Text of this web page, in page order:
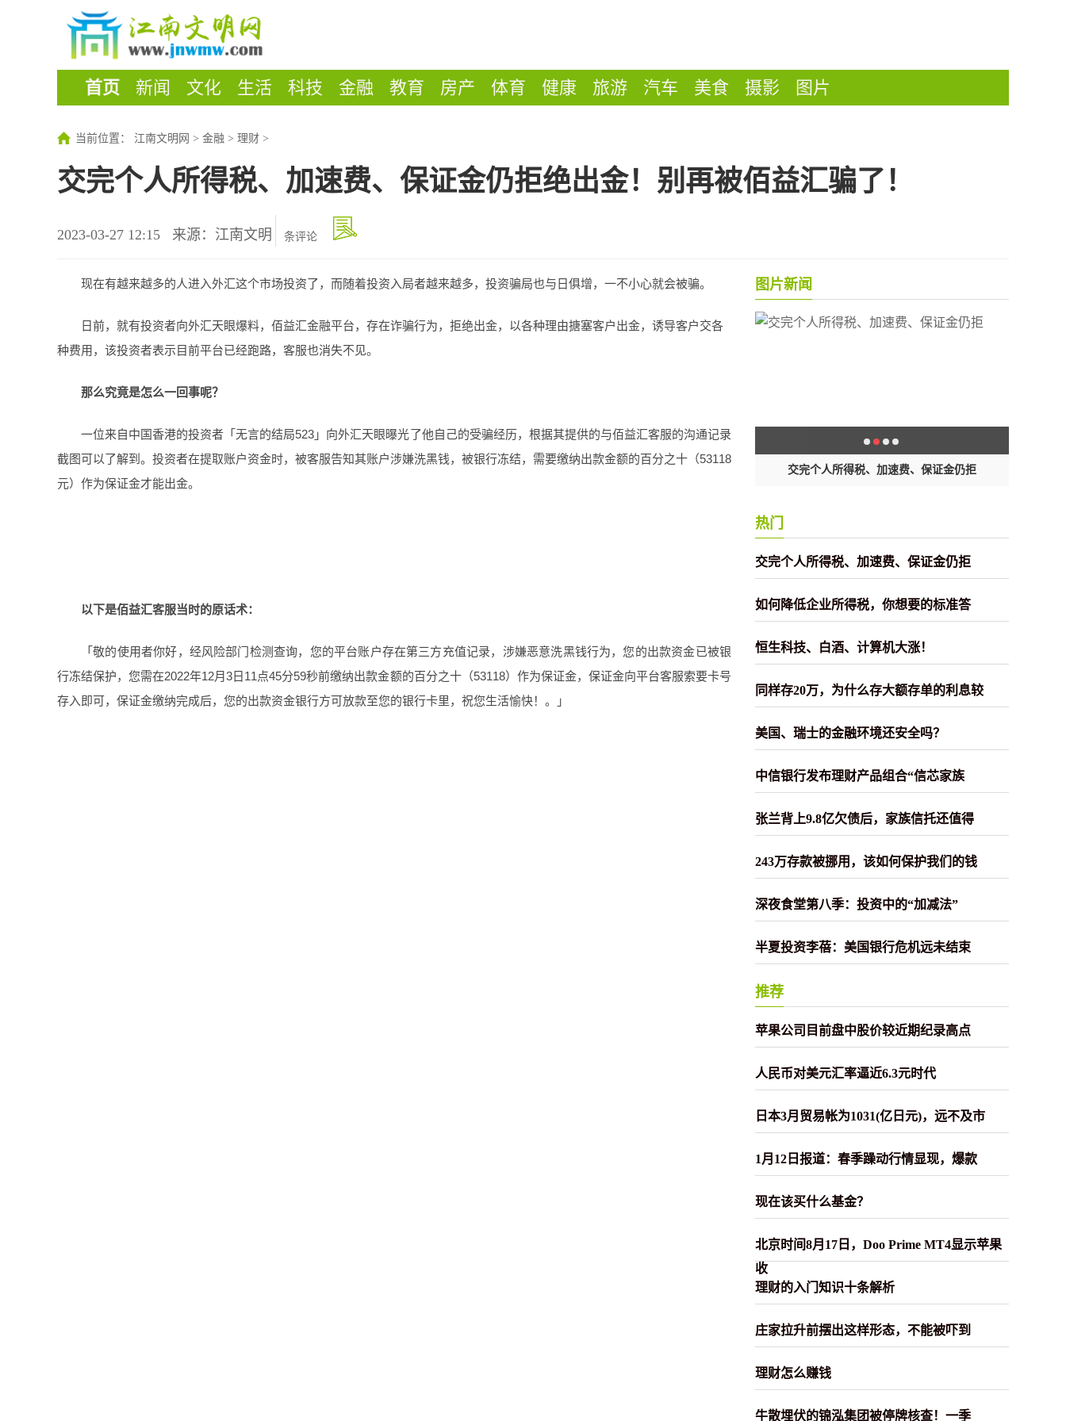
首页 新闻 文化 生活 科技 金融 教育 房产 体育 健康 旅游 汽车 美食 摄影 图片
当前位置： 江南文明网 > 金融 > 理财 >
交完个人所得税、加速费、保证金仍拒绝出金！别再被佰益汇骗了！
2023-03-27 12:15 来源：江南文明 条评论
现在有越来越多的人进入外汇这个市场投资了，而随着投资入局者越来越多，投资骗局也与日俱增，一不小心就会被骗。
日前，就有投资者向外汇天眼爆料，佰益汇金融平台，存在诈骗行为，拒绝出金，以各种理由搪塞客户出金，诱导客户交各
种费用，该投资者表示目前平台已经跑路，客服也消失不见。
那么究竟是怎么一回事呢？
一位来自中国香港的投资者「无言的结局523」向外汇天眼曝光了他自己的受骗经历，根据其提供的与佰益汇客服的沟通记录
截图可以了解到。投资者在提取账户资金时，被客服告知其账户涉嫌洗黑钱，被银行冻结，需要缴纳出款金额的百分之十（53118
元）作为保证金才能出金。
以下是佰益汇客服当时的原话术：
「敬的使用者你好，经风险部门检测查询，您的平台账户存在第三方充值记录，涉嫌恶意洗黑钱行为，您的出款资金已被银
行冻结保护，您需在2022年12月3日11点45分59秒前缴纳出款金额的百分之十（53118）作为保证金，保证金向平台客服索要卡号
存入即可，保证金缴纳完成后，您的出款资金银行方可放款至您的银行卡里，祝您生活愉快！。」
图片新闻
交完个人所得税、加速费、保证金仍拒
热门
交完个人所得税、加速费、保证金仍拒
如何降低企业所得税，你想要的标准答
恒生科技、白酒、计算机大涨！
同样存20万，为什么存大额存单的利息较
美国、瑞士的金融环境还安全吗？
中信银行发布理财产品组合“信芯家族
张兰背上9.8亿欠债后，家族信托还值得
243万存款被挪用，该如何保护我们的钱
深夜食堂第八季：投资中的“加减法”
半夏投资李蓓：美国银行危机远未结束
推荐
苹果公司目前盘中股价较近期纪录高点
人民币对美元汇率逼近6.3元时代
日本3月贸易帐为1031(亿日元)，远不及市
1月12日报道：春季躁动行情显现，爆款
现在该买什么基金？
北京时间8月17日，Doo Prime MT4显示苹果
收
理财的入门知识十条解析
庄家拉升前摆出这样形态，不能被吓到
理财怎么赚钱
牛散埋伏的锦泓集团被停牌核查！一季